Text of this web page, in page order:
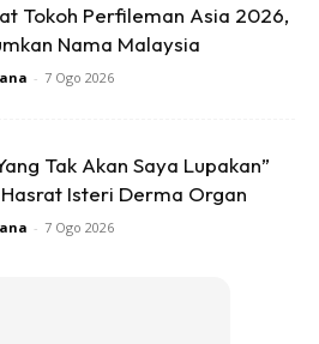
Tokoh Perfileman Asia 2026,
Nama Malaysia
- 7 Ogo 2026
Tak Akan Saya Lupakan”
Isteri Derma Organ
- 7 Ogo 2026